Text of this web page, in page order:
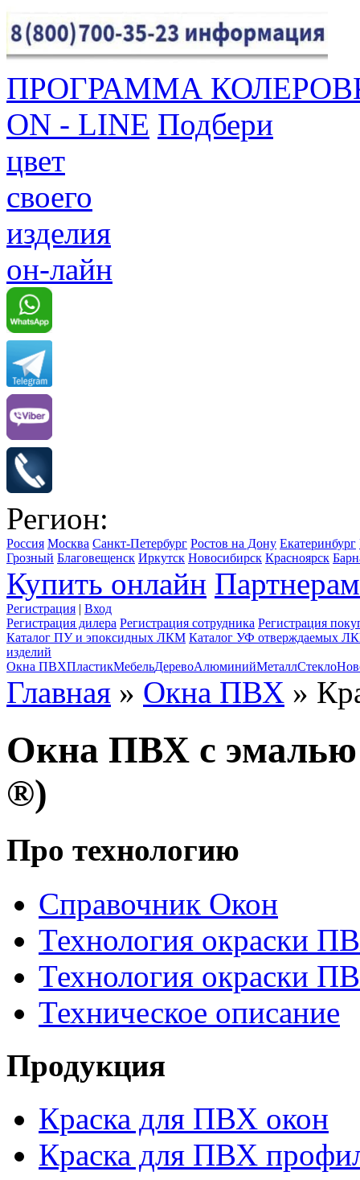
ПРОГРАММА
ON - LINE Подбери
цвет
своего
изделия
он-лайн
Регион:
Россия Москва Санкт-Петербург Ростов на Дону Екатеринбург
Грозный Благовещенск Иркутск Новосибирск Красноярск
Купить онлайн Партнерам
Регистрация | Вход
Регистрация дилера Регистрация сотрудника Регистрация
Каталог ПУ и эпоксидных ЛКМ Каталог УФ отверждаемых
изделий
Окна ПВХПластикМебельДеревоАлюминийМеталлСтекло
Главная » Окна ПВХ »
Окна ПВХ с
®)
Про технологию
Справочник Окон
Технология окраски
Технология окраски
Техническое описание
Продукция
Краска для ПВХ окон
Краска для ПВХ